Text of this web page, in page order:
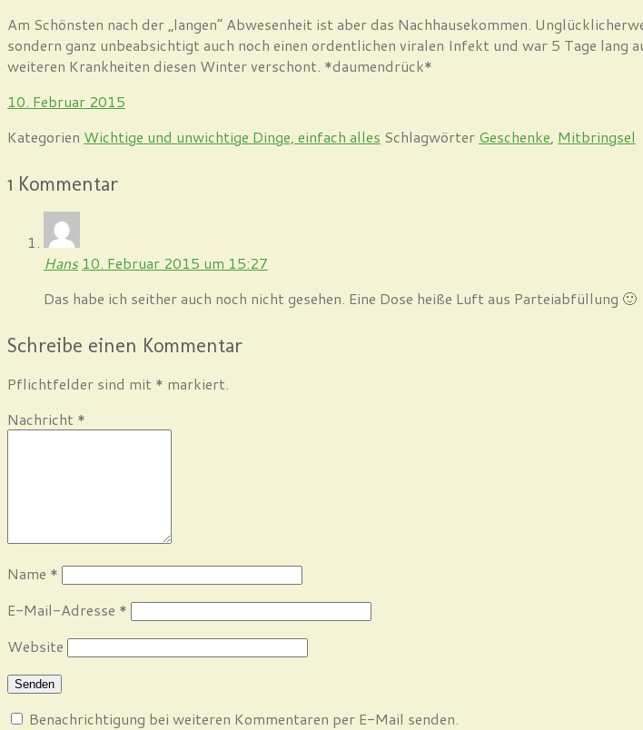
Am Schönsten nach der „langen“ Abwesenheit ist aber das Nachhausekommen.
sondern ganz unbeabsichtigt auch noch einen ordentlichen viralen Infekt und war 5 Tage
weiteren Krankheiten diesen Winter verschont. *daumendrück*
10. Februar 2015
Kategorien Wichtige und unwichtige Dinge, einfach alles Schlagwörter Geschenke, Mitbringsel
1 Kommentar
Hans 10. Februar 2015 um 15:27
Das habe ich seither auch noch nicht gesehen. Eine Dose heiße Luft aus Parteiabfüllung 🙂
Schreibe einen Kommentar
Pflichtfelder sind mit * markiert.
Nachricht *
Name *
E-Mail-Adresse *
Website
Benachrichtigung bei weiteren Kommentaren per E-Mail senden.